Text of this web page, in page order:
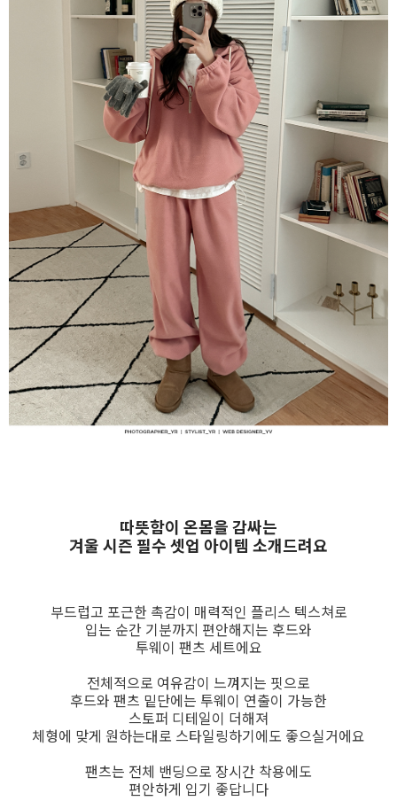
따뜻함이 온몸을 감싸는
겨울 시즌 필수 셋업 아이템 소개드려요
부드럽고 포근한 촉감이 매력적인 플리스 텍스쳐로
입는 순간 기분까지 편안해지는 후드와
투웨이 팬츠 세트에요
전체적으로 여유감이 느껴지는 핏으로
후드와 팬츠 밑단에는 투웨이 연출이 가능한
스토퍼 디테일이 더해져
체형에 맞게 원하는대로 스타일링하기에도 좋으실거에요
팬츠는 전체 밴딩으로 장시간 착용에도
편안하게 입기 좋답니다